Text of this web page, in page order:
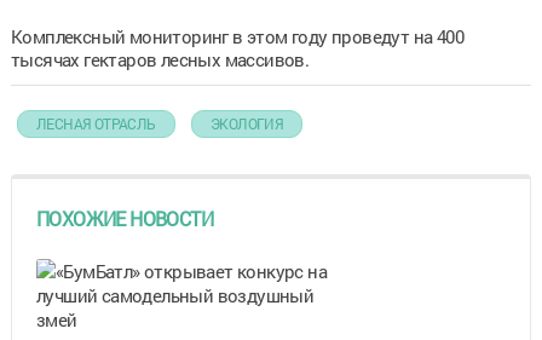
Комплексный мониторинг в этом году проведут на 400
тысячах гектаров лесных массивов.
ЛЕСНАЯ ОТРАСЛЬ ЭКОЛОГИЯ
ПОХОЖИЕ НОВОСТИ